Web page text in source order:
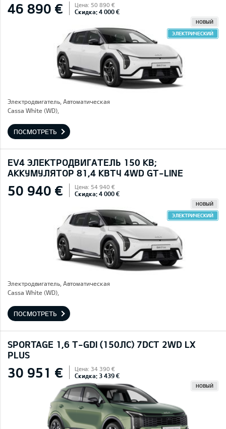
46 890 € Цена: 50 890 €
Скидка: 4 000 €
НОВЫЙ
ЭЛЕКТРИЧЕСКИЙ
Электродвигатель, Автоматическая
Cassa White (WD),
ПОСМОТРЕТЬ
EV4 ЭЛЕКТРОДВИГАТЕЛЬ 150 КВ;
AККУМУЛЯТОР 81,4 КВТЧ 4WD GT-LINE
50 940 € Цена: 54 940 €
Скидка: 4 000 €
НОВЫЙ
ЭЛЕКТРИЧЕСКИЙ
Электродвигатель, Автоматическая
Cassa White (WD),
ПОСМОТРЕТЬ
SPORTAGE 1,6 T-GDI (150ЛС) 7DCT 2WD LX
PLUS
30 951 € Цена: 34 390 €
Скидка: 3 439 €
НОВЫЙ